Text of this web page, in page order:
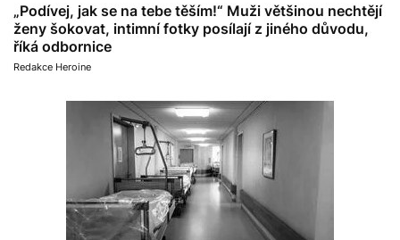
„Podívej, jak se na tebe těším!“ Muži většinou nechtějí
ženy šokovat, intimní fotky posílají z jiného důvodu,
říká odbornice
Redakce Heroine